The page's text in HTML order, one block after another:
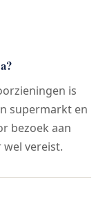
is
supermarkt en
bezoek aan
vereist.